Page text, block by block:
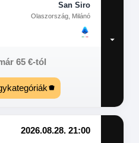
San Siro
Olaszország, Milánó
65 €-tól
2026.08.28. 21:00